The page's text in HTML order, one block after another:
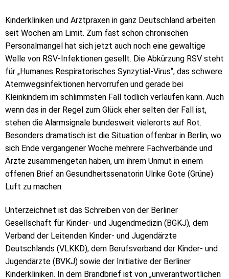
Kinderkliniken und Arztpraxen in ganz Deutschland arbeiten
seit Wochen am Limit. Zum fast schon chronischen
Personalmangel hat sich jetzt auch noch eine gewaltige
Welle von RSV-Infektionen gesellt. Die Abkürzung RSV steht
für „Humanes Respiratorisches Synzytial-Virus“, das schwere
Atemwegsinfektionen hervorrufen und gerade bei
Kleinkindern im schlimmsten Fall tödlich verlaufen kann. Auch
wenn das in der Regel zum Glück eher selten der Fall ist,
stehen die Alarmsignale bundesweit vielerorts auf Rot.
Besonders dramatisch ist die Situation offenbar in Berlin, wo
sich Ende vergangener Woche mehrere Fachverbände und
Ärzte zusammengetan haben, um ihrem Unmut in einem
offenen Brief an Gesundheitssenatorin Ulrike Gote (Grüne)
Luft zu machen.
Unterzeichnet ist das Schreiben von der Berliner
Gesellschaft für Kinder- und Jugendmedizin (BGKJ), dem
Verband der Leitenden Kinder- und Jugendärzte
Deutschlands (VLKKD), dem Berufsverband der Kinder- und
Jugendärzte (BVKJ) sowie der Initiative der Berliner
Kinderkliniken. In dem Brandbrief ist von „unverantwortlichen